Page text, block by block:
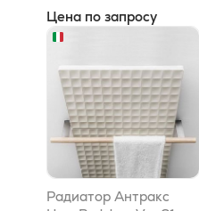
Цена по запросу
Радиатор Антракс